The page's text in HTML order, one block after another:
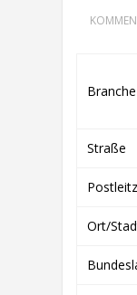
Branche
Straße
Ort/